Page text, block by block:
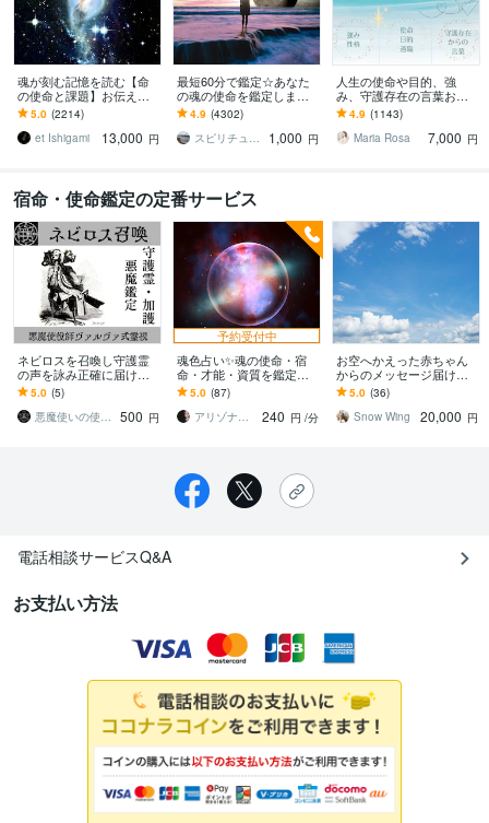
魂が刻む記憶を読む【命
の使命と課題】お伝えし
ます 魂に秘められた人生
の願いを思い出し、真実
の〈自分〉を生きる
5.0 (2214)
et Ishigami
13,000 円
最短60分で鑑定☆あなた
の魂の使命を鑑定します
今世の使命を知って、楽
しく幸せに成功する
4.9 (4302)
スピリチュアルカウンセラー沙耶美
1,000 円
人生の使命や目的、強
み、守護存在の言葉お伝
えします 自分らしさを思
い出し、より輝いて生き
ていきませんか？
4.9 (1143)
Maria Rosa
7,000 円
宿命・使命鑑定の定番サービス
ネビロスを召喚し守護霊
の声を詠み正確に届けま
す ネビロスが守護霊の声
を聴き、あなたとの関係
を構築します
5.0 (5)
悪魔使いの使役師 Vălva
500 円
予約受付中
魂色占い✨魂の使命・宿
命・才能・資質を鑑定し
ます 得意な事・能力・役
割を知って✨魂のまま心地
よく生きませんか？
5.0 (87)
アリゾナ鑑定★Ayumi～愛結実
240 円 /分
お空へかえった赤ちゃん
からのメッセージ届けま
す 流産・死産等で天国に
行った子の声を聴きたい
方へ
5.0 (36)
Snow Wing
20,000 円
電話相談サービスQ&A
お支払い方法